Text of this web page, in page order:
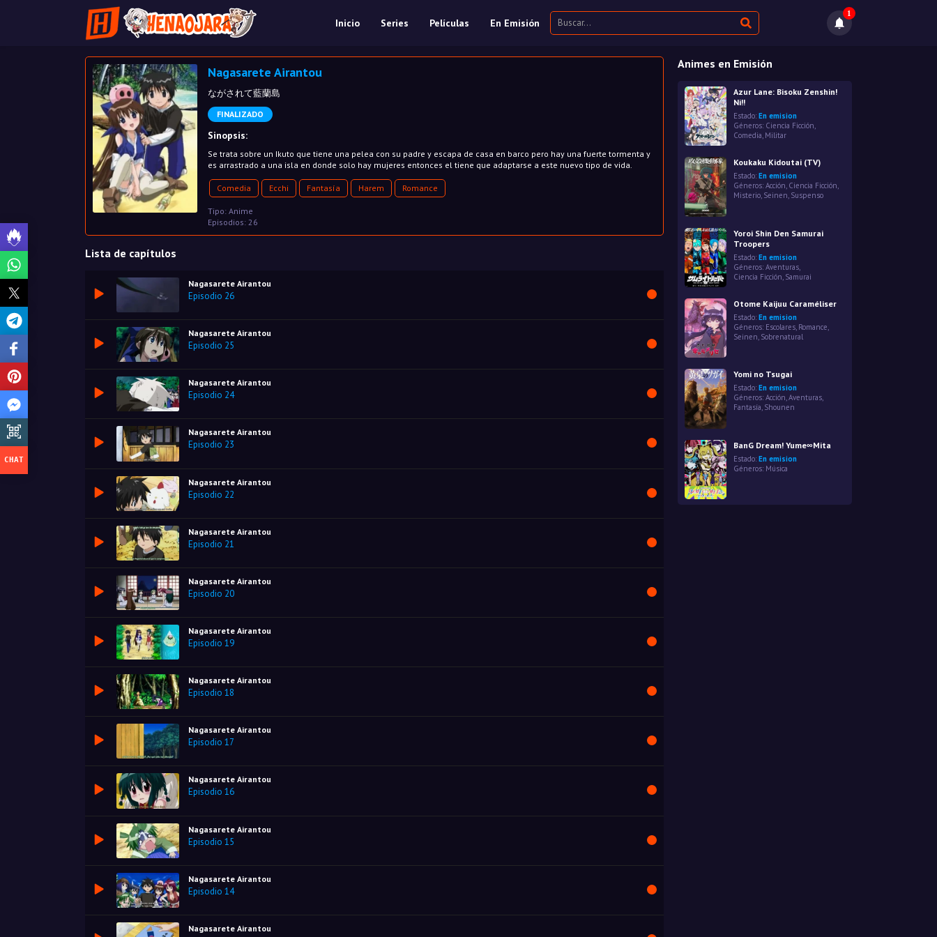
Inicio Series Películas En Emisión
1
Nagasarete Airantou
ながされて藍蘭島
FINALIZADO
Sinopsis:
Se trata sobre un Ikuto que tiene una pelea con su padre y escapa de casa en barco pero hay una fuerte tormenta y
es arrastrado a una isla en donde solo hay mujeres entonces el tiene que adaptarse a este nuevo tipo de vida.
Comedia Ecchi Fantasía Harem Romance
Tipo: Anime
Episodios: 26
Lista de capítulos
Nagasarete Airantou
Episodio 26
Nagasarete Airantou
Episodio 25
Nagasarete Airantou
Episodio 24
Nagasarete Airantou
Episodio 23
Nagasarete Airantou
Episodio 22
Nagasarete Airantou
Episodio 21
Nagasarete Airantou
Episodio 20
Nagasarete Airantou
Episodio 19
Nagasarete Airantou
Episodio 18
Nagasarete Airantou
Episodio 17
Nagasarete Airantou
Episodio 16
Nagasarete Airantou
Episodio 15
Nagasarete Airantou
Episodio 14
Nagasarete Airantou
Animes en Emisión
Azur Lane: Bisoku Zenshin!
Ni!!
Estado: En emision
Géneros: Ciencia Ficción
Comedia, Militar
Koukaku Kidoutai (TV)
Estado: En emision
Géneros: Acción, Ciencia Ficción
Misterio, Seinen, Suspenso
Yoroi Shin Den Samurai
Troopers
Estado: En emision
Géneros: Aventuras
Ciencia Ficción Samurai
Otome Kaijuu Caraméliser
Estado: En emision
Géneros: Escolares, Romance
Seinen, Sobrenatural
Yomi no Tsugai
Estado: En emision
Géneros: Acción,Aventuras
Fantasía, Shounen
BanG Dream! Yume∞Mita
Estado: En emision
Géneros: Música